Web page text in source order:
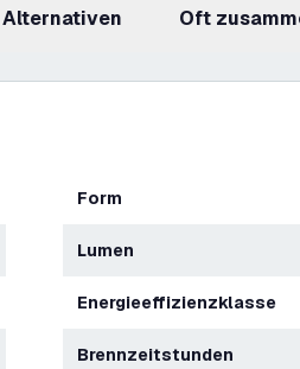
Alternativen Oft
Form
Lumen
Energieeffizienzklasse
Brennzeitstunden